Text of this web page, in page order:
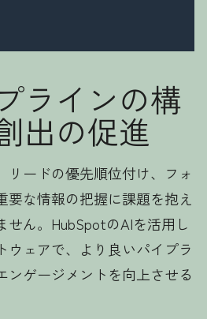
ラインの構
出の促進
リードの優先順位付け、フォ
要な情報の把握に課題を抱え
せん。HubSpotのAIを活用し
ウェアで、より良いパイプラ
ンゲージメントを向上させる